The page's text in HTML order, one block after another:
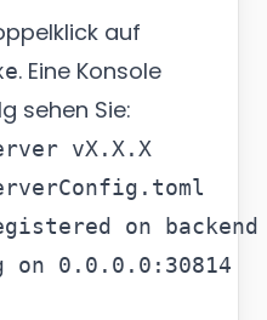
auf
. Eine Konsole
sehen Sie:
vX.X.X
on backend